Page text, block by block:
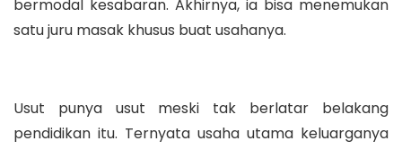
bermodal kesabaran. Akhirnya, ia bisa menemukan
satu juru masak khusus buat usahanya.
Usut punya usut meski tak berlatar belakang
pendidikan itu. Ternyata usaha utama keluarganya